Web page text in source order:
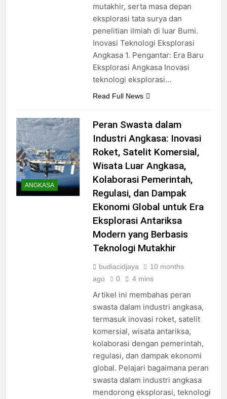
mutakhir, serta masa depan
eksplorasi tata surya dan
penelitian ilmiah di luar Bumi.
Inovasi Teknologi Eksplorasi
Angkasa 1. Pengantar: Era Baru
Eksplorasi Angkasa Inovasi
teknologi eksplorasi…
Read Full News
ANGKASA
Peran Swasta dalam
Industri Angkasa: Inovasi
Roket, Satelit Komersial,
Wisata Luar Angkasa,
Kolaborasi Pemerintah,
Regulasi, dan Dampak
Ekonomi Global untuk Era
Eksplorasi Antariksa
Modern yang Berbasis
Teknologi Mutakhir
budiacidjaya
10 months
ago
0 4 mins
Artikel ini membahas peran
swasta dalam industri angkasa,
termasuk inovasi roket, satelit
komersial, wisata antariksa,
kolaborasi dengan pemerintah,
regulasi, dan dampak ekonomi
global. Pelajari bagaimana peran
swasta dalam industri angkasa
mendorong eksplorasi, teknologi